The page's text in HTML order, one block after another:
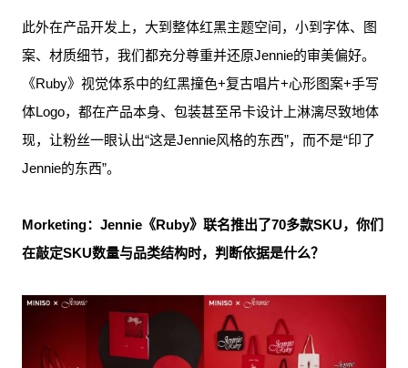
此外在产品开发上，大到整体红黑主题空间，小到字体、图
案、材质细节，我们都充分尊重并还原Jennie的审美偏好。
《Ruby》视觉体系中的红黑撞色+复古唱片+心形图案+手写
体Logo，都在产品本身、包装甚至吊卡设计上淋漓尽致地体
现，让粉丝一眼认出“这是Jennie风格的东西”，而不是“印了
Jennie的东西”。
Morketing：Jennie《Ruby》联名推出了70多款SKU，你们
在敲定SKU数量与品类结构时，判断依据是什么？